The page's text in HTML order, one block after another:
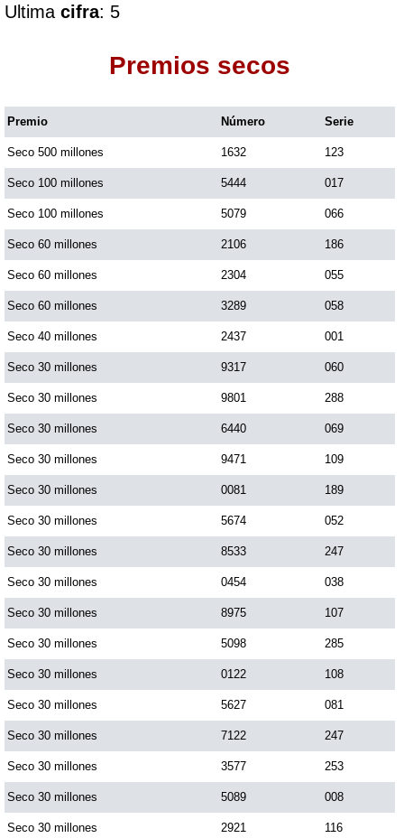
Culona noche
Dorado Mañana
Dorado Noche
Fantástica Día
Fantástica Noche
Motilon Tarde
Motilon Noche
Paisita Día
Paisita Noche
Paisita 3
Pick 3 Día
Pick 3 Noche
Pick 4 Día
Pick 4 Noche
Ultima cifra: 5
Premios secos
Premio Número Serie
Seco 500 millones 1632 123
Seco 100 millones 5444 017
Seco 100 millones 5079 066
Seco 60 millones 2106 186
Seco 60 millones 2304 055
Seco 60 millones 3289 058
Seco 40 millones 2437 001
Seco 30 millones 9317 060
Seco 30 millones 9801 288
Seco 30 millones 6440 069
Seco 30 millones 9471 109
Seco 30 millones 0081 189
Seco 30 millones 5674 052
Seco 30 millones 8533 247
Seco 30 millones 0454 038
Seco 30 millones 8975 107
Seco 30 millones 5098 285
Seco 30 millones 0122 108
Seco 30 millones 5627 081
Seco 30 millones 7122 247
Seco 30 millones 3577 253
Seco 30 millones 5089 008
Seco 30 millones 2921 116